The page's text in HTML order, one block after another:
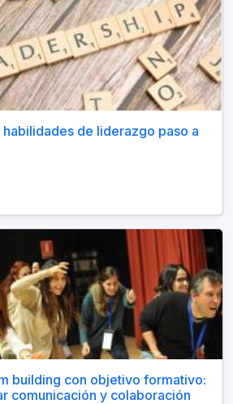
de liderazgo paso a
building con objetivo formativo:
comunicación y colaboración